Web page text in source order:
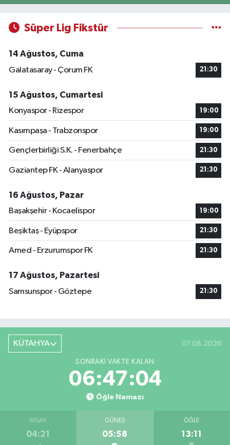
Süper Lig Fikstür
14 Ağustos, Cuma
Galatasaray - Çorum FK
21:30
15 Ağustos, Cumartesi
Konyaspor - Rizespor
19:00
Kasımpaşa - Trabzonspor 19:00
Gençlerbirliği S.K. - Fenerbahçe 21:30
Gaziantep FK - Alanyaspor 21:30
16 Ağustos, Pazar
Başakşehir - Kocaelispor
19:00
Beşiktaş - Eyüpspor 21:30
Amed - Erzurumspor FK 21:30
17 Ağustos, Pazartesi
Samsunspor - Göztepe
21:30
KÜTAHYA 07.08.2026
SONRAKI VAKTE KALAN
06:47:04
Öğle Namazı
İMSAK
04:21
GÜNEŞ
05:58
ÖĞLE
13:11